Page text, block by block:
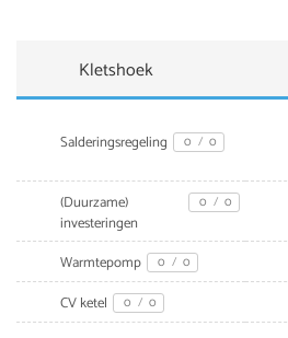
Kletshoek
Salderingsregeling 0 / 0
(Duurzame)
investeringen
0 / 0
Warmtepomp 0 / 0
CV ketel 0 / 0